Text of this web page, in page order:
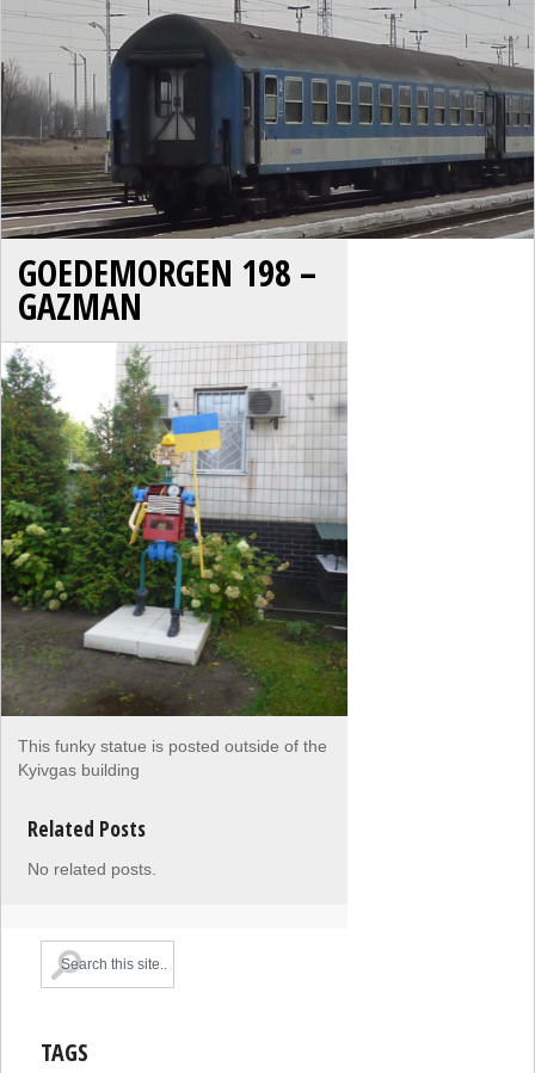
GOEDEMORGEN 198 –
GAZMAN
This funky statue is posted outside of the
Kyivgas building
Related Posts
No related posts.
TAGS